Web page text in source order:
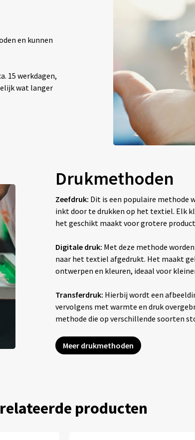
en kunnen
15 werkdagen,
wat langer
Drukmethoden
Zeefdruk: Dit is een populaire methode
inkt door te drukken op het textiel. Elk
het geschikt maakt voor grotere
Digitale druk: Met deze methode
naar het textiel afgedrukt. Het maakt
ontwerpen en kleuren, ideaal voor
Transferdruk: Hierbij wordt een
vervolgens met warmte en druk
methode die op verschillende soorten
Meer drukmethoden
producten